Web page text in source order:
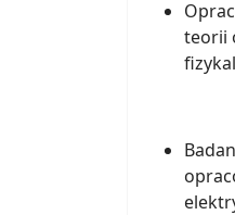
teorii